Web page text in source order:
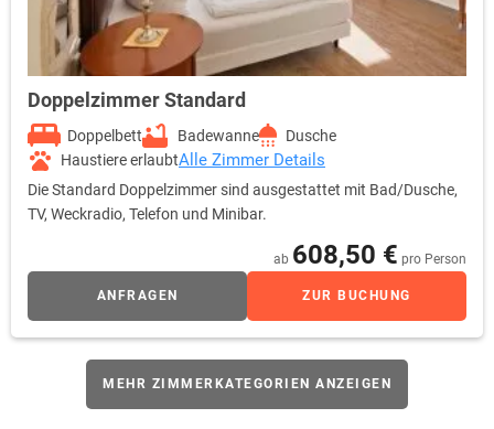
Doppelzimmer Standard
Doppelbett Badewanne
Dusche
Haustiere erlaubtAlle Zimmer Details
Die Standard Doppelzimmer sind ausgestattet mit Bad/Dusche,
TV, Weckradio, Telefon und Minibar.
ab 608,50 € pro Person
ANFRAGEN ZUR BUCHUNG
MEHR ZIMMERKATEGORIEN ANZEIGEN